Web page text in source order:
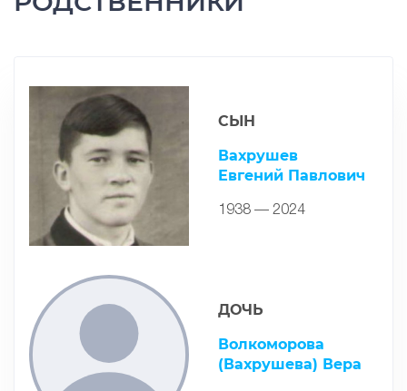
СЫН
Вахрушев
Евгений Павлович
1938 — 2024
ДОЧЬ
Волкоморова
(Вахрушева) Вера